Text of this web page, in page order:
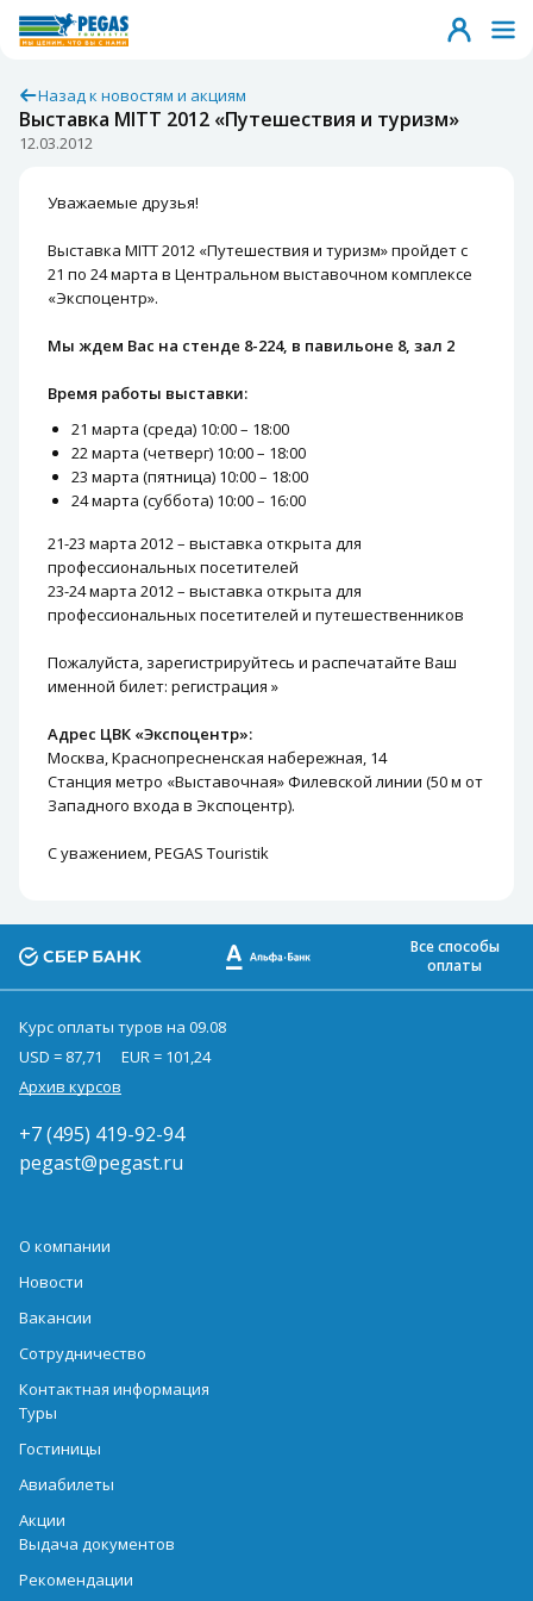
Назад к новостям и акциям
Выставка MITT 2012 «Путешествия и туризм»
12.03.2012
Уважаемые друзья!
Выставка MITT 2012 «Путешествия и туризм» пройдет с
21 по 24 марта в Центральном выставочном комплексе
«Экспоцентр».
Мы ждем Вас на стенде 8-224, в павильоне 8, зал 2
Время работы выставки:
21 марта (среда) 10:00 – 18:00
22 марта (четверг) 10:00 – 18:00
23 марта (пятница) 10:00 – 18:00
24 марта (суббота) 10:00 – 16:00
21-23 марта 2012 – выставка открыта для
профессиональных посетителей
23-24 марта 2012 – выставка открыта для
профессиональных посетителей и путешественников
Пожалуйста, зарегистрируйтесь и распечатайте Ваш
именной билет: регистрация »
Адрес ЦВК «Экспоцентр»:
Москва, Краснопресненская набережная, 14
Станция метро «Выставочная» Филевской линии (50 м от
Западного входа в Экспоцентр).
С уважением, PEGAS Touristik
Все способы
оплаты
Курс оплаты туров на 09.08
USD = 87,71
EUR = 101,24
Архив курсов
+7 (495) 419-92-94
pegast@pegast.ru
О компании
Новости
Вакансии
Сотрудничество
Контактная информация
Туры
Гостиницы
Авиабилеты
Акции
Выдача документов
Рекомендации